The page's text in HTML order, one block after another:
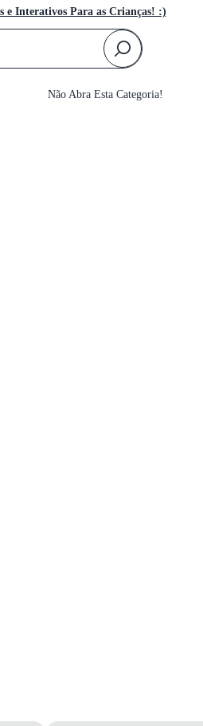
e Interativos Para as Crianças! :)
Não Abra Esta Categoria!